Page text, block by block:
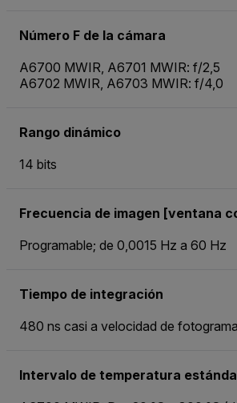
Número F de la cámara
A6700 MWIR, A6701 MWIR: f/2,5
A6702 MWIR, A6703 MWIR: f/4,0
Rango dinámico
14 bits
Frecuencia de imagen [ventana
Programable; de 0,0015 Hz a 60 Hz
Tiempo de integración
480 ns casi a velocidad de
Intervalo de temperatura